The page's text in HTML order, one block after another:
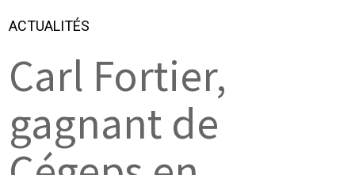
ACTUALITÉS
Carl Fortier,
gagnant de